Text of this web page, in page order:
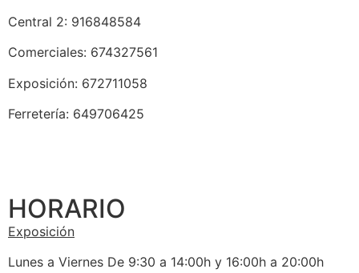
Central 2: 916848584
Comerciales: 674327561
Exposición: 672711058
Ferretería: 649706425
HORARIO
Exposición
Lunes a Viernes De 9:30 a 14:00h y 16:00h a 20:00h